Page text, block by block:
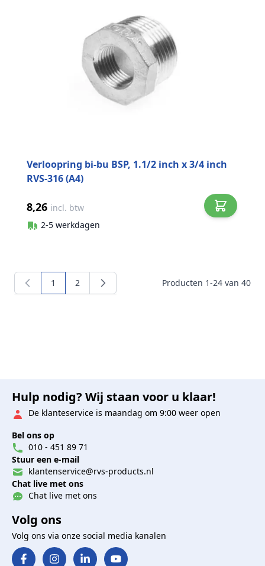
Verloopring bi-bu BSP, 1.1/2 inch x 3/4 inch
RVS-316 (A4)
8,26 incl. btw
2-5 werkdagen
Producten 1-24 van 40
U lees momenteel pagina
1 Pagina
2
Hulp nodig? Wij staan voor u klaar!
De klanteservice is maandag om 9:00 weer open
Bel ons op
010 - 451 89 71
Stuur een e-mail
klantenservice@rvs-products.nl
Chat live met ons
Chat live met ons
Volg ons
Volg ons via onze social media kanalen